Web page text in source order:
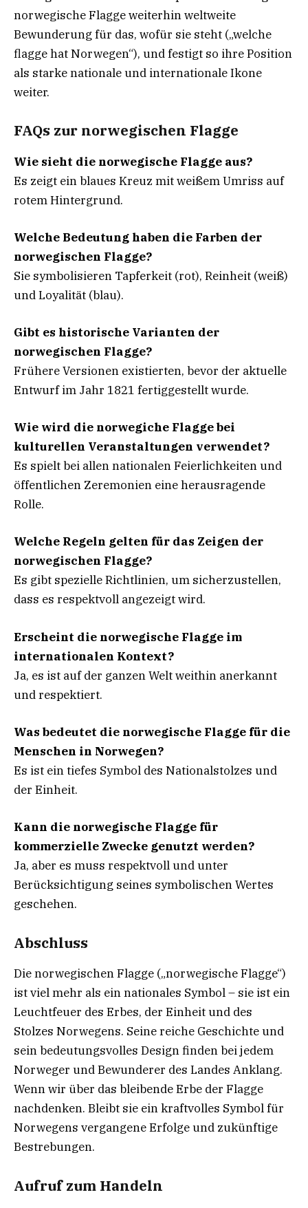
norwegische Flagge weiterhin weltweite
Bewunderung für das, wofür sie steht („welche
flagge hat Norwegen“), und festigt so ihre Position
als starke nationale und internationale Ikone
weiter.
FAQs zur norwegischen Flagge
Wie sieht die norwegische Flagge aus?
Es zeigt ein blaues Kreuz mit weißem Umriss auf
rotem Hintergrund.
Welche Bedeutung haben die Farben der
norwegischen Flagge?
Sie symbolisieren Tapferkeit (rot), Reinheit (weiß)
und Loyalität (blau).
Gibt es historische Varianten der
norwegischen Flagge?
Frühere Versionen existierten, bevor der aktuelle
Entwurf im Jahr 1821 fertiggestellt wurde.
Wie wird die norwegiche Flagge bei
kulturellen Veranstaltungen verwendet?
Es spielt bei allen nationalen Feierlichkeiten und
öffentlichen Zeremonien eine herausragende
Rolle.
Welche Regeln gelten für das Zeigen der
norwegischen Flagge?
Es gibt spezielle Richtlinien, um sicherzustellen,
dass es respektvoll angezeigt wird.
Erscheint die norwegische Flagge im
internationalen Kontext?
Ja, es ist auf der ganzen Welt weithin anerkannt
und respektiert.
Was bedeutet die norwegische Flagge für die
Menschen in Norwegen?
Es ist ein tiefes Symbol des Nationalstolzes und
der Einheit.
Kann die norwegische Flagge für
kommerzielle Zwecke genutzt werden?
Ja, aber es muss respektvoll und unter
Berücksichtigung seines symbolischen Wertes
geschehen.
Abschluss
Die norwegischen Flagge („norwegische Flagge“)
ist viel mehr als ein nationales Symbol – sie ist ein
Leuchtfeuer des Erbes, der Einheit und des
Stolzes Norwegens. Seine reiche Geschichte und
sein bedeutungsvolles Design finden bei jedem
Norweger und Bewunderer des Landes Anklang.
Wenn wir über das bleibende Erbe der Flagge
nachdenken. Bleibt sie ein kraftvolles Symbol für
Norwegens vergangene Erfolge und zukünftige
Bestrebungen.
Aufruf zum Handeln